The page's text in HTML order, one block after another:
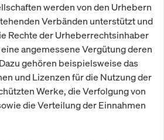
werden von den Urhebern
Verbänden unterstützt und
Rechte der Urheberrechtsinhaber
angemessene Vergütung deren
gehören beispielsweise das
und Lizenzen für die Nutzung der
Werke, die Verfolgung von
die Verteilung der Einnahmen